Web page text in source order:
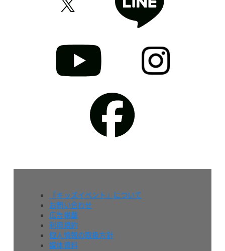
『キッズイベント』について
お問い合わせ
広告掲載
利用規約
個人情報の取扱方針
媒体資料